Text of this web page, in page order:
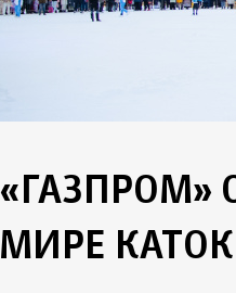
МИРЕ КАТОК